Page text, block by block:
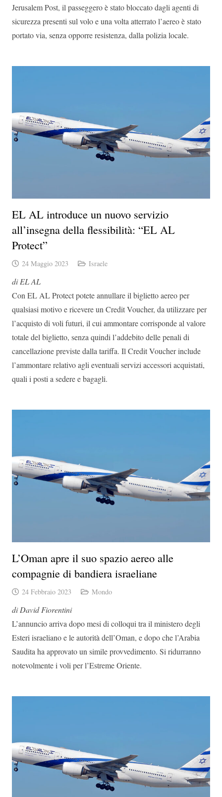
Jerusalem Post, il passeggero è stato bloccato dagli agenti di
sicurezza presenti sul volo e una volta atterrato l’aereo è stato
portato via, senza opporre resistenza, dalla polizia locale.
EL AL introduce un nuovo servizio
all’insegna della flessibilità: “EL AL
Protect”
24 Maggio 2023 Israele
di EL AL
Con EL AL Protect potete annullare il biglietto aereo per
qualsiasi motivo e ricevere un Credit Voucher, da utilizzare per
l’acquisto di voli futuri, il cui ammontare corrisponde al valore
totale del biglietto, senza quindi l’addebito delle penali di
cancellazione previste dalla tariffa. Il Credit Voucher include
l’ammontare relativo agli eventuali servizi accessori acquistati,
quali i posti a sedere e bagagli.
L’Oman apre il suo spazio aereo alle
compagnie di bandiera israeliane
24 Febbraio 2023 Mondo
di David Fiorentini
L’annuncio arriva dopo mesi di colloqui tra il ministero degli
Esteri israeliano e le autorità dell’Oman, e dopo che l’Arabia
Saudita ha approvato un simile provvedimento. Si ridurranno
notevolmente i voli per l’Estreme Oriente.